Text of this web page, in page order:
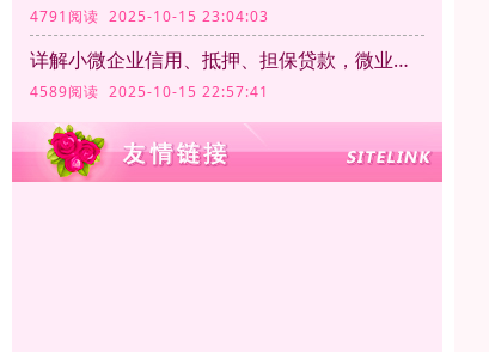
4791阅读 2025-10-15 23:04:03
详解小微企业信用、抵押、担保贷款，微业贷如何脱颖而出？
4589阅读 2025-10-15 22:57:41